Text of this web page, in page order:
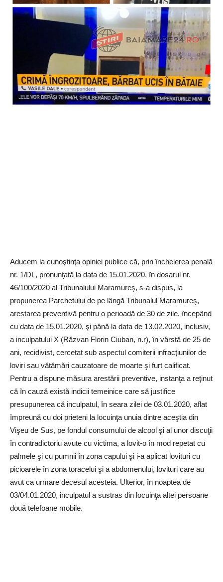
Aducem la cunoştinţa opiniei publice că, prin încheierea penală
nr. 1/DL, pronunţată la data de 15.01.2020, în dosarul nr.
46/100/2020 al Tribunalului Maramureş, s-a dispus, la
propunerea Parchetului de pe lângă Tribunalul Maramureş,
arestarea preventivă pentru o perioadă de 30 de zile, începând
cu data de 15.01.2020, şi până la data de 13.02.2020, inclusiv,
a inculpatului X (Răzvan Florin Ciuban, n.r), în vârstă de 25 de
ani, recidivist, cercetat sub aspectul comiterii infracţiunilor de
loviri sau vătămări cauzatoare de moarte şi furt calificat.
Pentru a dispune măsura arestării preventive, instanţa a reţinut
că în cauză există indicii temeinice care să justifice
presupunerea că inculpatul, în seara zilei de 03.01.2020, aflat
împreună cu doi prieteni la locuinţa unuia dintre aceştia din
Vişeu de Sus, pe fondul consumului de alcool şi al unor discuţii
în contradictoriu avute cu victima, a lovit-o în mod repetat cu
palmele şi cu pumnii în zona capului şi i-a aplicat lovituri cu
picioarele în zona toracelui şi a abdomenului, lovituri care au
avut ca urmare decesul acesteia. Ulterior, în noaptea de
03/04.01.2020, inculpatul a sustras din locuinţa altei persoane
două telefoane mobile.